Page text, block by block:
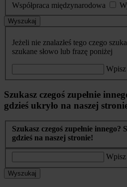
Współpraca międzynarodowa
Wyszukaj
Jeżeli nie znalazłeś tego czego
szukane słowo lub frazę poniżej
Szukasz czegoś zupełnie
gdzieś ukryło na naszej
Szukasz czegoś zupełnie innego?
gdzieś na naszej stronie!
Wyszukaj